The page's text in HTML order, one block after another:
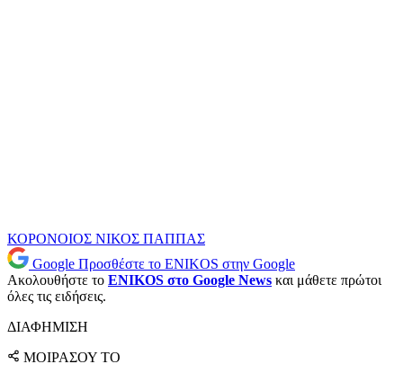
ΚΟΡΟΝΟΙΟΣ ΝΙΚΟΣ ΠΑΠΠΑΣ
Google Προσθέστε το ENIKOS στην Google
Ακολουθήστε το ENIKOS στο Google News και μάθετε πρώτοι
όλες τις ειδήσεις.
ΔΙΑΦΗΜΙΣΗ
ΜΟΙΡΑΣΟΥ ΤΟ